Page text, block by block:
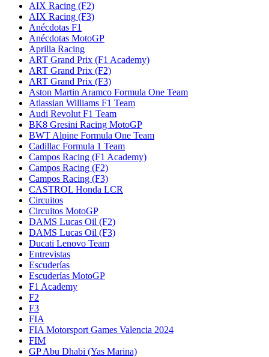
AIX Racing (F2)
AIX Racing (F3)
Anécdotas F1
Anécdotas MotoGP
Aprilia Racing
ART Grand Prix (F1 Academy)
ART Grand Prix (F2)
ART Grand Prix (F3)
Aston Martin Aramco Formula One Team
Atlassian Williams F1 Team
Audi Revolut F1 Team
BK8 Gresini Racing MotoGP
BWT Alpine Formula One Team
Cadillac Formula 1 Team
Campos Racing (F1 Academy)
Campos Racing (F2)
Campos Racing (F3)
CASTROL Honda LCR
Circuitos
Circuitos MotoGP
DAMS Lucas Oil (F2)
DAMS Lucas Oil (F3)
Ducati Lenovo Team
Entrevistas
Escuderías
Escuderías MotoGP
F1 Academy
F2
F3
FIA
FIA Motorsport Games Valencia 2024
FIM
GP Abu Dhabi (Yas Marina)